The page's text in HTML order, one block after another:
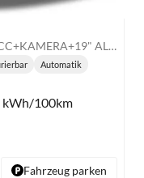
VZ FÖRDERFÄHIG+5J GARANTIE+ACC+KAMERA+19" ALU+DCC+LED+PDC+KESSY
Getriebe:
Automatik
kWh/100km
Fahrzeug parken